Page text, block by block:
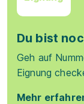
Du bist
Geh auf
Eignung
Mehr